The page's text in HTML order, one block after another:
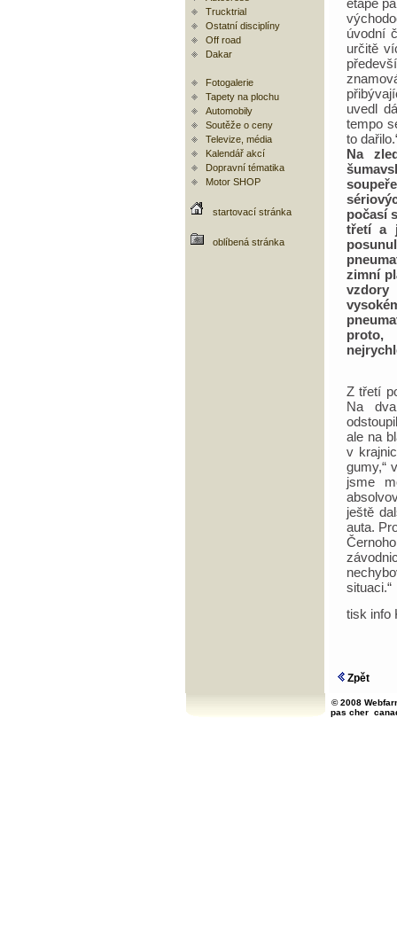
Trucktrial
Ostatní disciplíny
Off road
Dakar
Fotogalerie
Tapety na plochu
Automobily
Soutěže o ceny
Televize, média
Kalendář akcí
Dopravní tématika
Motor SHOP
startovací stránka
oblíbená stránka
etapě
úvodní
určitě
uvedl
tempo
to
Na
počasí
třetí a
zimní
vzdory
proto,
Z třetí
Na
ale na
v
gumy,“
jsme
ještě
auta.
situaci.“
tisk info
Zpět
© 2008
pas cher